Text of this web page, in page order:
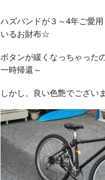
ハズバンドが３～4年ご愛
いるお財布☆
ボタンが緩くなっちゃった
一時帰還～
しかし、良い色艶でござい